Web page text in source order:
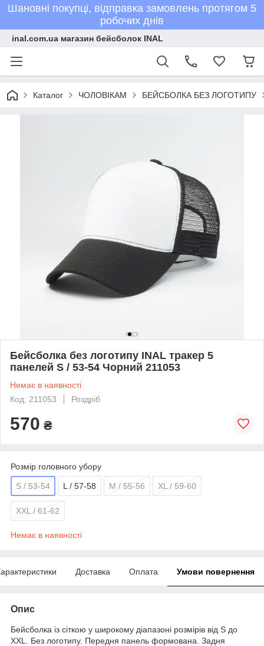
Шановні покупці, відправка замовлень протягом 5
робочих днів
inal.com.ua магазин бейсболок INAL
Каталог ЧОЛОВІКАМ БЕЙСБОЛКА БЕЗ ЛОГОТИПУ
Бейсболка без логотипу INAL тракер 5
панелей S / 53-54 Чорний 211053
Немає в наявності
Код: 211053
Роздріб
570 ₴
Розмір головного убору
S / 53-54 L / 57-58 M / 55-56 XL / 59-60
XXL / 61-62
Немає в наявності
Доставка Оплата Умови повернення
Опис
Бейсболка із сіткою у широкому діапазоні розмірів від S до
XXL. Без логотипу. Передня панель формована. Задня